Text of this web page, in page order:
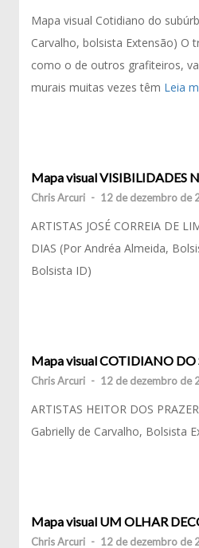
Mapa visual Cotidiano do
Carvalho, bolsista Extensão) O
como o de outros grafiteiros,
murais muitas vezes têm Leia
Mapa visual VISIBILIDADES
Chris Arcuri - 12 de dezembro de
ARTISTAS JOSÉ CORREIA DE
DIAS (Por Andréa Almeida,
Bolsista ID)
Mapa visual COTIDIANO DO
Chris Arcuri - 12 de dezembro de
ARTISTAS HEITOR DOS
Gabrielly de Carvalho, Bolsista
Mapa visual UM OLHAR
Chris Arcuri - 12 de dezembro de